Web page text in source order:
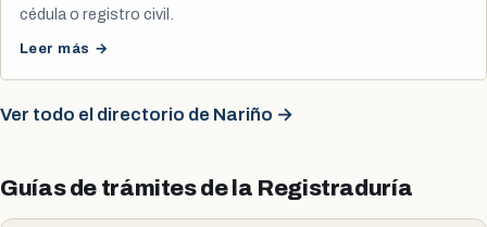
cédula o registro civil.
Leer más →
Ver todo el directorio de Nariño →
Guías de trámites de la Registraduría